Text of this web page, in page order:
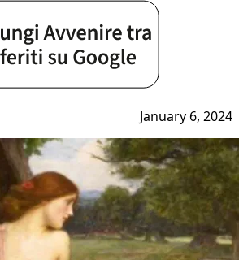
January 6, 2024